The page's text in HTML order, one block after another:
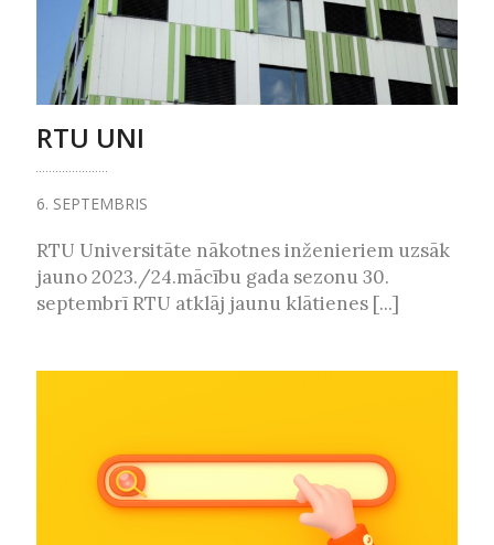
RTU UNI
6. SEPTEMBRIS
RTU Universitāte nākotnes inženieriem uzsāk
jauno 2023./24.mācību gada sezonu 30.
septembrī RTU atklāj jaunu klātienes [...]